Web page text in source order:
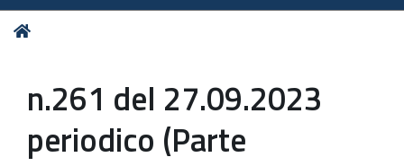
Tu
n.261 del 27.09.2023
periodico (Parte